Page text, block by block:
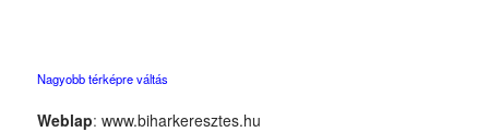
Nagyobb térképre váltás
Weblap: www.biharkeresztes.hu